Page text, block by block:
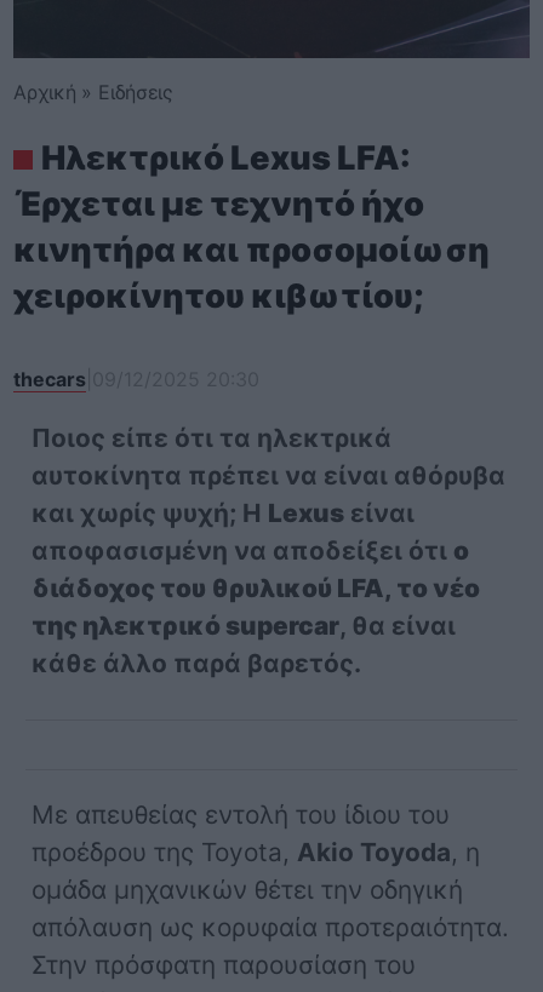
Αρχική » Ειδήσεις
Ηλεκτρικό Lexus LFA:
Έρχεται με τεχνητό ήχο
κινητήρα και προσομοίωση
χειροκίνητου κιβωτίου;
thecars
Ποιος είπε ότι τα ηλεκτρικά
αυτοκίνητα πρέπει να είναι αθόρυβα
και χωρίς ψυχή; Η Lexus είναι
αποφασισμένη να αποδείξει ότι ο
διάδοχος του θρυλικού LFA, το νέο
της ηλεκτρικό supercar, θα είναι
κάθε άλλο παρά βαρετός.
Με απευθείας εντολή του ίδιου του
προέδρου της Toyota, Akio Toyoda, η
ομάδα μηχανικών θέτει την οδηγική
απόλαυση ως κορυφαία προτεραιότητα.
Στην πρόσφατη παρουσίαση του